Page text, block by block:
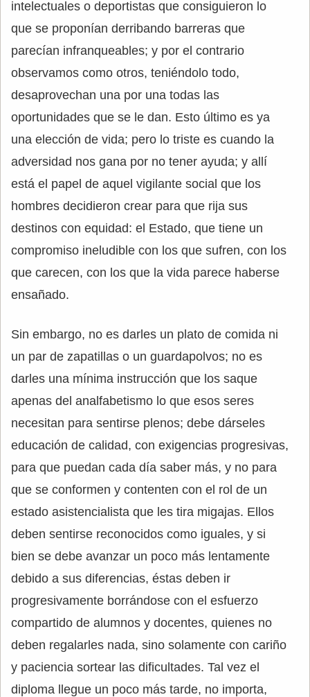
intelectuales o deportistas que consiguieron lo
que se proponían derribando barreras que
parecían infranqueables; y por el contrario
observamos como otros, teniéndolo todo,
desaprovechan una por una todas las
oportunidades que se le dan. Esto último es ya
una elección de vida; pero lo triste es cuando la
adversidad nos gana por no tener ayuda; y allí
está el papel de aquel vigilante social que los
hombres decidieron crear para que rija sus
destinos con equidad: el Estado, que tiene un
compromiso ineludible con los que sufren, con los
que carecen, con los que la vida parece haberse
ensañado.
Sin embargo, no es darles un plato de comida ni
un par de zapatillas o un guardapolvos; no es
darles una mínima instrucción que los saque
apenas del analfabetismo lo que esos seres
necesitan para sentirse plenos; debe dárseles
educación de calidad, con exigencias progresivas,
para que puedan cada día saber más, y no para
que se conformen y contenten con el rol de un
estado asistencialista que les tira migajas. Ellos
deben sentirse reconocidos como iguales, y si
bien se debe avanzar un poco más lentamente
debido a sus diferencias, éstas deben ir
progresivamente borrándose con el esfuerzo
compartido de alumnos y docentes, quienes no
deben regalarles nada, sino solamente con cariño
y paciencia sortear las dificultades. Tal vez el
diploma llegue un poco más tarde, no importa,